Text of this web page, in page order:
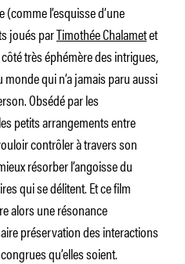
l’esquisse d’une
joués parTimothée Chalametet
très éphémère des intrigues,
qui n’a jamais paru aussi
Obsédé par les
petits arrangements entre
contrôler à travers son
résorber l’angoisse du
qui se délitent. Et ce film
alors une résonance
préservation des interactions
qu’elles soient.